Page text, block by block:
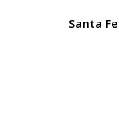
Santa Fe